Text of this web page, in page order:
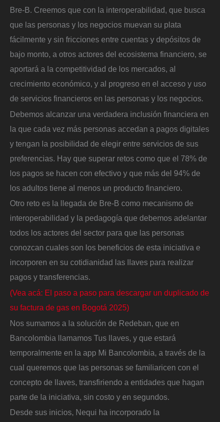
Bre-B. Creemos que con la interoperabilidad, que busca
que las personas y los negocios muevan su plata
fácilmente y sin fricciones entre cuentas y depósitos de
bajo monto, a otros actores del ecosistema financiero, se
aportará a la competitividad de los mercados, al
crecimiento económico, y al progreso en el acceso y uso
de servicios financieros en las personas y los negocios.
Debemos alcanzar una verdadera inclusión financiera en
la que cada vez más personas accedan a pagos digitales
y tengan la posibilidad de elegir entre servicios de sus
preferencias. Hay que superar retos como que el 78% de
los pagos se hacen con efectivo y que más del 94% de
los adultos tiene al menos un producto financiero.
Otro reto es la llegada de Bre-B como mecanismo de
interoperabilidad y la pedagogía que debemos adelantar
todos los actores del sector para que las personas
conozcan cuales son los beneficios de esta iniciativa e
incorporen en su cotidianidad las llaves para realizar
pagos y transferencias.
(Vea acá: El paso a paso para descargar un duplicado de
su factura de gas en Bogotá 2025)
Nos sumamos a la solución de Redeban, que en
Bancolombia llamamos Tus llaves, y que estará
temporalmente en la app Mi Bancolombia, a través de la
cual queremos que las personas se familiaricen con el
concepto de llaves, transfiriendo a entidades que hagan
parte de la iniciativa, sin costo y en segundos.
Desde sus inicios, Nequi ha incorporado la